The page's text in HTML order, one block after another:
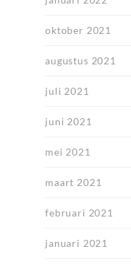
oktober 2021
augustus 2021
juli 2021
juni 2021
mei 2021
maart 2021
februari 2021
januari 2021